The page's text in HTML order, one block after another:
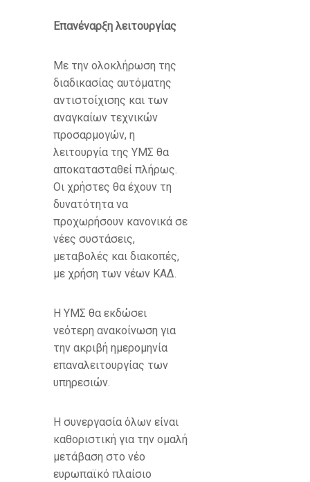
Επανέναρξη λειτουργίας
Με την ολοκλήρωση της
διαδικασίας αυτόματης
αντιστοίχισης και των
αναγκαίων τεχνικών
προσαρμογών, η
λειτουργία της ΥΜΣ θα
αποκατασταθεί πλήρως.
Οι χρήστες θα έχουν τη
δυνατότητα να
προχωρήσουν κανονικά σε
νέες συστάσεις,
μεταβολές και διακοπές,
με χρήση των νέων ΚΑΔ.
Η ΥΜΣ θα εκδώσει
νεότερη ανακοίνωση για
την ακριβή ημερομηνία
επαναλειτουργίας των
υπηρεσιών.
Η συνεργασία όλων είναι
καθοριστική για την ομαλή
μετάβαση στο νέο
ευρωπαϊκό πλαίσιο